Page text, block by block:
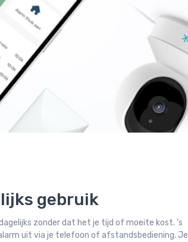
gebruik
zonder dat het je tijd of moeite kost. ’s
uit via je telefoon of afstandsbediening. Je